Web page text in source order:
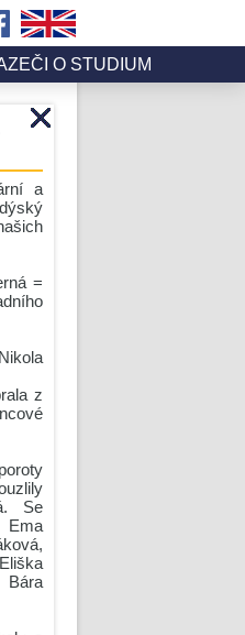
O STUDIUM
a
=
z
Se
Bára